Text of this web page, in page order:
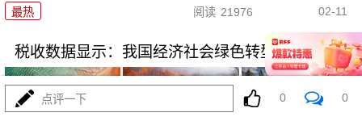
最热 阅读 21976 02-11
税收数据显示：我国经济社会绿色转型加速推进
点评一下 0 0